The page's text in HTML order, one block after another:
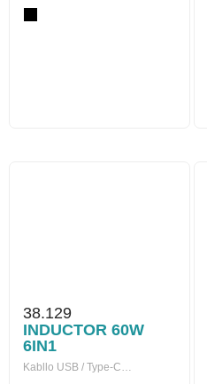
38.129
INDUCTOR 60W
6IN1
Kabllo USB / Type-C…